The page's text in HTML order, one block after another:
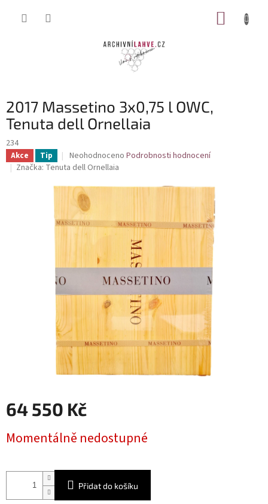
2017 Massetino 3x0,75 l OWC,
Tenuta dell Ornellaia
234
Akce Tip
Průměrné
hodnocení
je
0,0
5
hvězdiček.
Neohodnoceno Podrobnosti hodnocení
Značka: Tenuta dell Ornellaia
64 550 Kč
cena:
Momentálně nedostupné
Přidat do košíku